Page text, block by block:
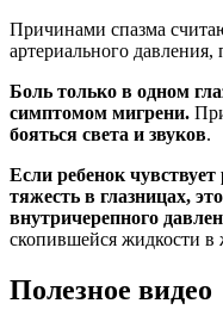
Причинами спазма
артериального давления,
Боль только в одном
симптомом мигрени.
бояться света и звуков.
Если ребенок
тяжесть в глазницах,
внутричерепного
скопившейся жидкости в
Полезное видео